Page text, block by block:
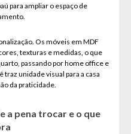
para ampliar o espaço de
Os móveis em MDF
texturas e medidas, o que
passando por home office e
unidade visual para a casa
da praticidade.
a pena trocar e o que